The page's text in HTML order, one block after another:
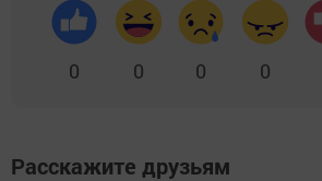
0 0 0 0
Расскажите друзьям